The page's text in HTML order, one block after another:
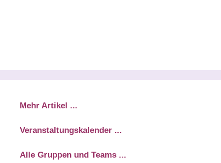
Mehr Artikel ...
Veranstaltungskalender ...
Alle Gruppen und Teams ...